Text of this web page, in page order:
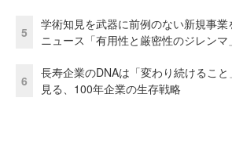
5
学術知見を武器に前例のない新規事
ニュース「有用性と厳密性のジレンマ」
6
長寿企業のDNAは「変わり続けるこ
見る、100年企業の生存戦略